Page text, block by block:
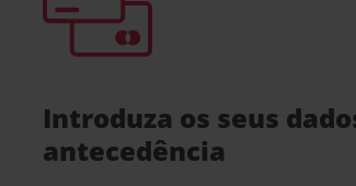
Introduza os seus
antecedência